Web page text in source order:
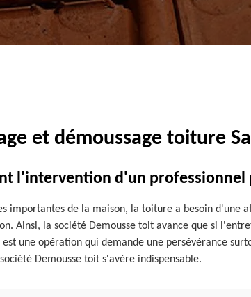
et démoussage toiture
l'intervention d'un
importantes de la maison, la toiture a besoin
Ainsi, la société Demousse toit avance que si
une opération qui demande une persévérance
Demousse toit s'avère indispensable.